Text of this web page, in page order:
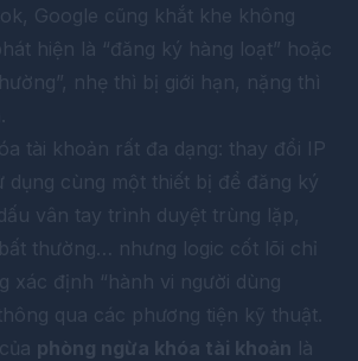
Google cũng khắt khe không
hiện là “đăng ký hàng loạt” hoặc
nhẹ thì bị giới hạn, nặng thì
tài khoản rất đa dạng: thay đổi IP
dụng cùng một thiết bị để đăng ký
vân tay trình duyệt trùng lặp,
thường… nhưng logic cốt lõi chỉ
xác định “hành vi người dùng
qua các phương tiện kỹ thuật.
phòng ngừa khóa tài khoản là